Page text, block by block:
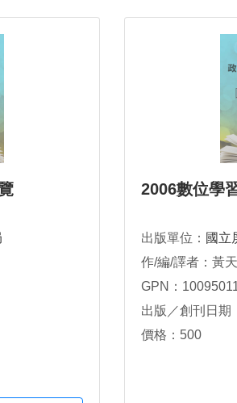
2006數位學
出版單位： 國立
作/編/譯者：黃
GPN：
出版／創刊日期
價格：500